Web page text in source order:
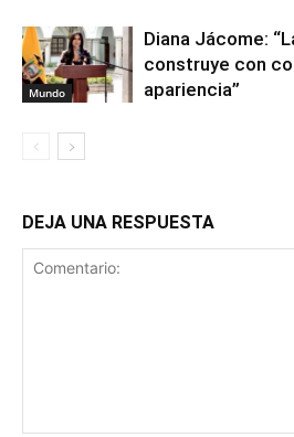
Mundo
Diana Jácome:
construye con
apariencia”
DEJA UNA RESPUESTA